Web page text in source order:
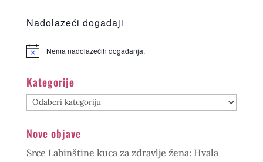
Nadolazeći događaji
Nema nadolazećih događanja.
Kategorije
Kategorije
Nove objave
Srce Labinštine kuca za zdravlje žena: Hvala